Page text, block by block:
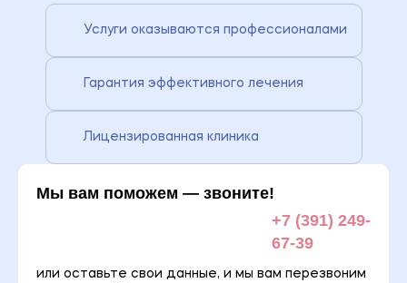
Услуги оказываются профессионалами
Гарантия эффективного лечения
Лицензированная клиника
Мы вам поможем — звоните!
+7 (391) 249-
67-39
или оставьте свои данные, и мы вам перезвоним